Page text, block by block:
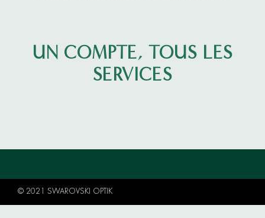
UN COMPTE, TOUS LES
SERVICES
© 2021 SWAROVSKI OPTIK